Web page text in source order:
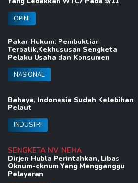
OPINI
Pakar Hukum: Pembuktian
Terbalik,Kekhususan Sengketa
Pelaku Usaha dan Konsumen
NASIONAL
Bahaya, Indonesia Sudah Kelebihan
Pelaut
INDUSTRI
SENGKETA NV, NEHA
Dirjen Hubla Perintahkan, Libas
Oknum-oknum Yang Mengganggu
Pelayaran